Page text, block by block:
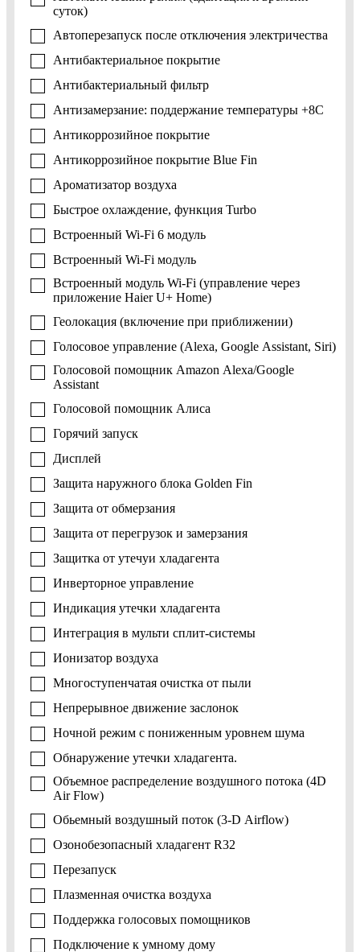
суток)
Автоперезапуск после отключения электричества
Антибактериальное покрытие
Антибактериальный фильтр
Антизамерзание: поддержание температуры +8С
Антикоррозийное покрытие
Антикоррозийное покрытие Blue Fin
Ароматизатор воздуха
Быстрое охлаждение, функция Turbo
Встроенный Wi-Fi 6 модуль
Встроенный Wi-Fi модуль
Встроенный модуль Wi-Fi (управление через
приложение Haier U+ Home)
Геолокация (включение при приближении)
Голосовое управление (Alexa, Google Assistant, Siri)
Голосовой помощник Amazon Alexa/Google
Assistant
Голосовой помощник Алиса
Горячий запуск
Дисплей
Защита наружного блока Golden Fin
Защита от обмерзания
Защита от перегрузок и замерзания
Защитка от утечуи хладагента
Инверторное управление
Индикация утечки хладагента
Интеграция в мульти сплит-системы
Ионизатор воздуха
Многоступенчатая очистка от пыли
Непрерывное движение заслонок
Ночной режим с пониженным уровнем шума
Обнаружение утечки хладагента.
Объемное распределение воздушного потока (4D
Air Flow)
Обьемный воздушный поток (3-D Airflow)
Озонобезопасный хладагент R32
Перезапуск
Плазменная очистка воздуха
Поддержка голосовых помощников
Подключение к умному дому